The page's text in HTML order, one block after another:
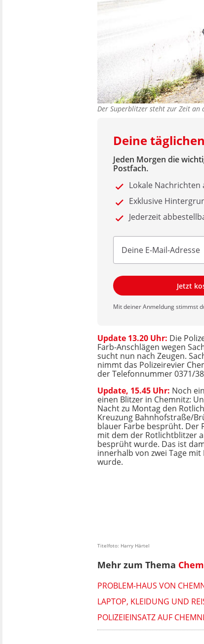
Der Superblitzer steht zur Zeit
Deine
Jeden Morgen die
Postfach.
Lokale Nachrichten
Exklusive
Jederzeit
Jetzt
Mit deiner Anmeldung stimmst
Update 13.20 Uhr: Die
Farb-Anschlägen wegen
sucht nun nach Zeugen.
nimmt das Polizeirevier
der Telefonnummer 0371/
Update, 15.45 Uhr: Noch
einen Blitzer in Chemnitz:
Nacht zu Montag den
Kreuzung Bahnhofstraße/
blauer Farbe besprüht. Der
mit dem der Rotlichtblitzer
besprüht wurde. Das ist
innerhalb von zwei Tage
wurde.
Titelfoto: Harry Härtel
Mehr zum Thema
PROBLEM-HAUS VON
LAPTOP, KLEIDUNG UND
POLIZEIEINSATZ AUF